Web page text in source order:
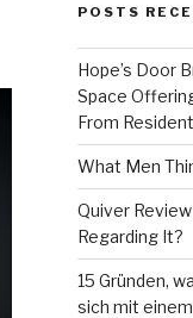
POSTS
Hope’s Door
Space
From
What Men
Quiver Review
Regarding It?
15 Gründen,
sich mit